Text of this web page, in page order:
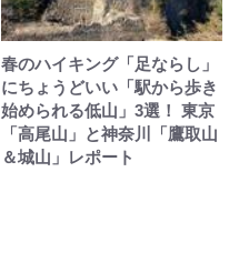
春のハイキング「足ならし」
にちょうどいい「駅から歩き
始められる低山」3選！ 東京
「高尾山」と神奈川「鷹取山
＆城山」レポート